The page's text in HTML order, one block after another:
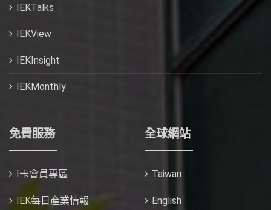
IEKTalks
IEKView
IEKInsight
IEKMonthly
免費服務
I卡會員專區
IEK每日產業情報
全球網站
Taiwan
English